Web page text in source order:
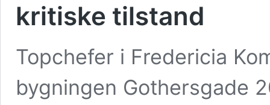
kritiske tilstand
Topchefer i Fredericia
bygningen Gothersgade